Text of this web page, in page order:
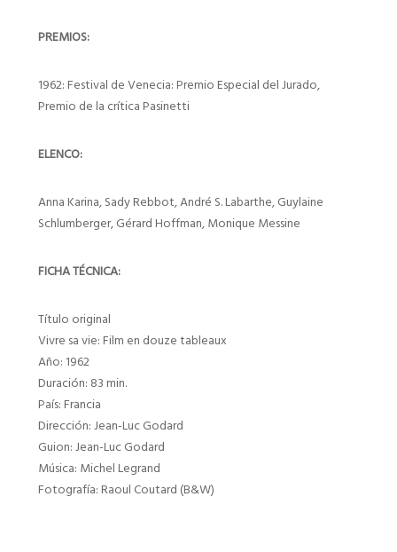
PREMIOS:
1962: Festival de Venecia: Premio Especial del Jurado,
Premio de la crítica Pasinetti
ELENCO:
Anna Karina, Sady Rebbot, André S. Labarthe, Guylaine
Schlumberger, Gérard Hoffman, Monique Messine
FICHA TÉCNICA:
Título original
Vivre sa vie: Film en douze tableaux
Año: 1962
Duración: 83 min.
País: Francia
Dirección: Jean-Luc Godard
Guion: Jean-Luc Godard
Música: Michel Legrand
Fotografía: Raoul Coutard (B&W)